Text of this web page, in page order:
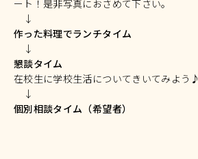
ート！是非写真におさめて下さい。
↓
作った料理でランチタイム
↓
懇談タイム
在校生に学校生活についてきいてみよう♪
↓
個別相談タイム（希望者）